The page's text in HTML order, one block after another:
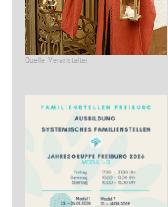
Quelle: Veranstalter